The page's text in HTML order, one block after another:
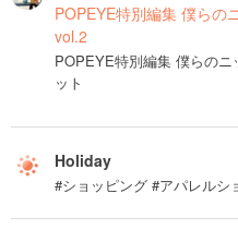
POPEYE特別編集 僕らの
vol.2
POPEYE特別編集 僕らの
ット
Holiday
#ショッピング #アパレルシ